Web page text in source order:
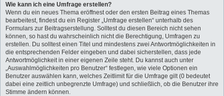
Wie kann ich eine Umfrage erstellen?
Wenn du ein neues Thema eröffnest oder den ersten Beitrag eines Themas
bearbeitest, findest du ein Register „Umfrage erstellen“ unterhalb des
Formulars zur Beitragserstellung. Solltest du diesen Bereich nicht sehen
können, so hast du wahrscheinlich nicht die Berechtigung, Umfragen zu
erstellen. Du solltest einen Titel und mindestens zwei Antwortmöglichkeiten in
die entsprechenden Felder eingeben und dabei sicherstellen, dass jede
Antwortmöglichkeit in einer eigenen Zeile steht. Du kannst auch unter
„Auswahlmöglichkeiten pro Benutzer“ festlegen, wie viele Optionen ein
Benutzer auswählen kann, welches Zeitlimit für die Umfrage gilt (0 bedeutet
dabei eine zeitlich unbegrenzte Umfrage) und schließlich, ob die Benutzer ihre
Stimme ändern können.